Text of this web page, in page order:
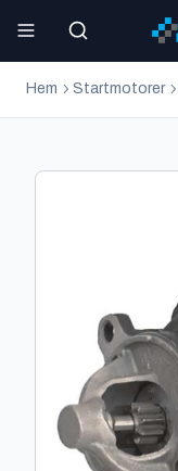
Hem Startmotorer